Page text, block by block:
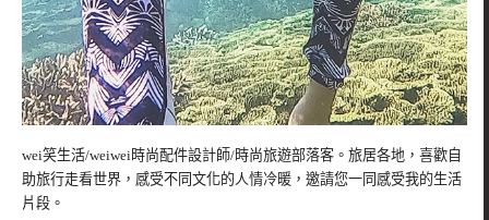
wei笑生活/weiwei時尚配件設計師/時尚旅遊部落客。旅居各地，喜歡自
助旅行走看世界，感受不同文化的人情冷暖，邀請您一同感受我的生活
片段。